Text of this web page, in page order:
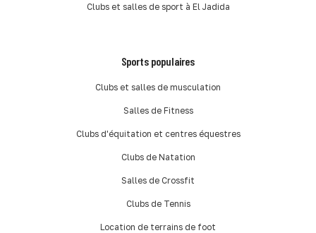
Clubs et salles de sport à El Jadida
Sports populaires
Clubs et salles de musculation
Salles de Fitness
Clubs d'équitation et centres équestres
Clubs de Natation
Salles de Crossfit
Clubs de Tennis
Location de terrains de foot